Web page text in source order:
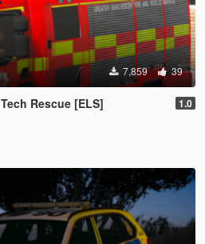
7,859 39
Rescue [ELS] 1.0